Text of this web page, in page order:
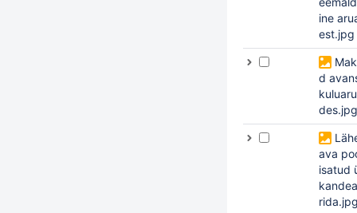
ine
est.jpg
d
des.jpg
ava
isatud